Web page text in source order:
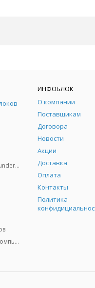
Кабеля USB Type-C Thunderbolt 3/4/5
Комплектующие для компьютеров
ИНФОБЛОК
О компании
Поставщикам
Договора
Новости
Акции
Доставка
Оплата
Контакты
Политика